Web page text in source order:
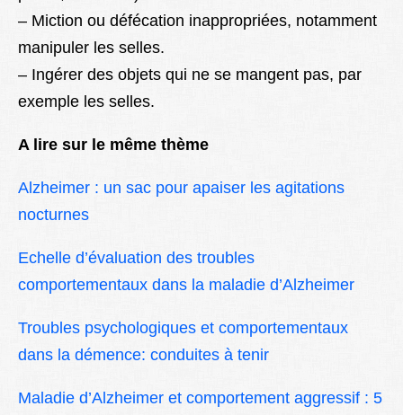
– Miction ou défécation inappropriées, notamment
manipuler les selles.
– Ingérer des objets qui ne se mangent pas, par
exemple les selles.
A lire sur le même thème
Alzheimer : un sac pour apaiser les agitations
nocturnes
Echelle d’évaluation des troubles
comportementaux dans la maladie d’Alzheimer
Troubles psychologiques et comportementaux
dans la démence: conduites à tenir
Maladie d’Alzheimer et comportement aggressif : 5